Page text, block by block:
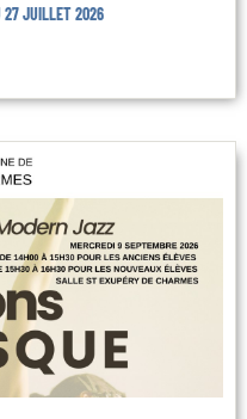
27 JUILLET 2026